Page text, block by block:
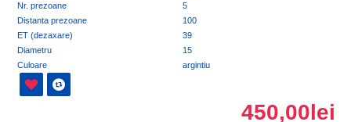
Nr. prezoane
5
Distanta prezoane
100
ET (dezaxare)
39
Diametru
15
Culoare
argintiu
450,00lei